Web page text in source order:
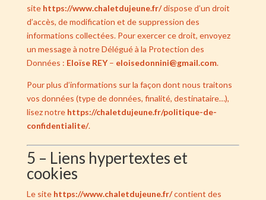
site https://www.chaletdujeune.fr/dispose d’un droit
d’accès, de modification et de suppression des
informations collectées. Pour exercer ce droit, envoyez
un message à notre Délégué à la Protection des
Données : Eloïse REY – eloisedonnini@gmail.com.
Pour plus d’informations sur la façon dont nous traitons
vos données (type de données, finalité, destinataire…),
lisez notre https://chaletdujeune.fr/politique-de-
confidentialite/.
5 – Liens hypertextes et
cookies
Le site https://www.chaletdujeune.fr/contient des